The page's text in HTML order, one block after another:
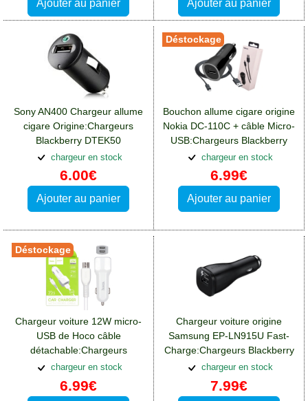
Ajouter au panier Ajouter au panier
Sony AN400 Chargeur allume
cigare Origine:Chargeurs
Blackberry DTEK50
chargeur en stock
6.00€
Ajouter au panier
Bouchon allume cigare origine
Nokia DC-110C + câble Micro-
USB:Chargeurs Blackberry
DTEK50
chargeur en stock
6.99€
Ajouter au panier
Déstockage
Chargeur voiture 12W micro-
USB de Hoco câble
détachable:Chargeurs
Blackberry DTEK50
chargeur en stock
6.99€
Déstockage
Chargeur voiture origine
Samsung EP-LN915U Fast-
Charge:Chargeurs Blackberry
DTEK50
chargeur en stock
7.99€